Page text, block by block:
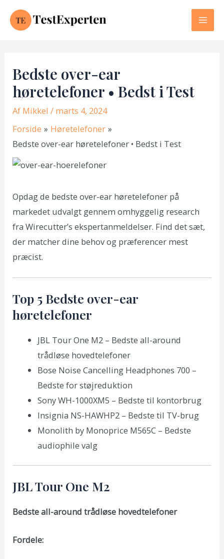
Bedste over-ear
høretelefoner • Bedst i Test
Af Mikkel/ marts 4, 2024
Forside
Høretelefoner
Bedste over-ear høretelefoner • Bedst i Test
Opdag de bedste over-ear høretelefoner på
markedet udvalgt gennem omhyggelig research
fra Wirecutter’s ekspertanmeldelser. Find det sæt,
der matcher dine behov og præferencer mest
præcist.
Top 5 Bedste over-ear
høretelefoner
JBL Tour One M2 – Bedste all-around
trådløse hovedtelefoner
Bose Noise Cancelling Headphones 700 –
Bedste for støjreduktion
Sony WH-1000XM5 – Bedste til kontorbrug
Insignia NS-HAWHP2 – Bedste til TV-brug
Monolith by Monoprice M565C – Bedste
audiophile valg
JBL Tour One M2
Bedste all-around trådløse hovedtelefoner
Fordele: